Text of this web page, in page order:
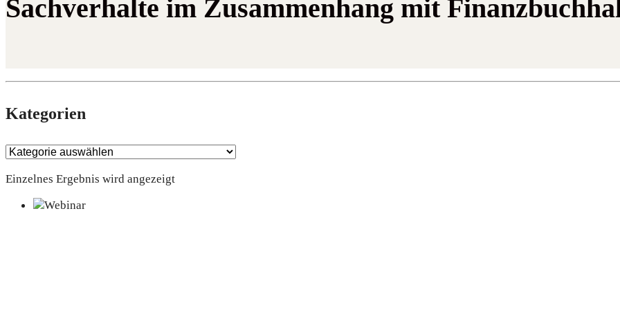
Sachverhalte im Zusammenhang mit
Kate­go­rien
Einzelnes Ergebnis wird angezeigt